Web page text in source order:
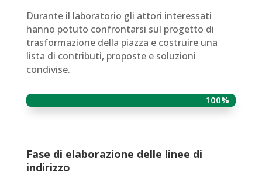
Durante il laboratorio gli attori interessati
hanno potuto confrontarsi sul progetto di
trasformazione della piazza e costruire una
lista di contributi, proposte e soluzioni
condivise.
100%
100%
Fase di elaborazione delle linee di
indirizzo